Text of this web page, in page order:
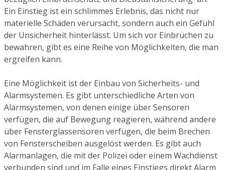
Ein Einstieg ist ein schlimmes Erlebnis, das nicht nur
materielle Schäden verursacht, sondern auch ein Gefühl
der Unsicherheit hinterlässt. Um sich vor Einbrüchen zu
bewahren, gibt es eine Reihe von Möglichkeiten, die man
ergreifen kann.
Eine Möglichkeit ist der Einbau von Sicherheits- und
Alarmsystemen. Es gibt unterschiedliche Arten von
Alarmsystemen, von denen einige über Sensoren
verfügen, die auf Bewegung reagieren, während andere
über Fensterglassensoren verfügen, die beim Brechen
von Fensterscheiben ausgelöst werden. Es gibt auch
Alarmanlagen, die mit der Polizei oder einem Wachdienst
verbunden sind und im Falle eines Einstiegs direkt Alarm